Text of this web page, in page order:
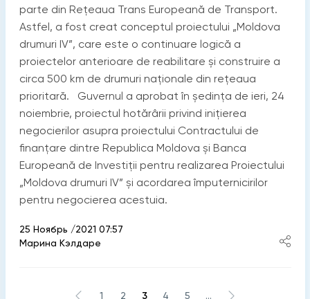
parte din Rețeaua Trans Europeană de Transport.
Astfel, a fost creat conceptul proiectului „Moldova
drumuri IV”, care este o continuare logică a
proiectelor anterioare de reabilitare și construire a
circa 500 km de drumuri naționale din rețeaua
prioritară. Guvernul a aprobat în ședința de ieri, 24
noiembrie, proiectul hotărârii privind inițierea
negocierilor asupra proiectului Contractului de
finanțare dintre Republica Moldova și Banca
Europeană de Investiții pentru realizarea Proiectului
„Moldova drumuri IV” și acordarea împuternicirilor
pentru negocierea acestuia.
25 Ноябрь /2021 07:57
Марина Кэлдаре
1 2 3 4 5 ...